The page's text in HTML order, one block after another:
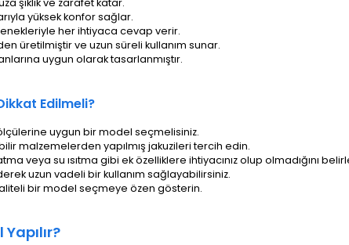
yüksek konfor sağlar.
her ihtiyaca cevap verir.
üretilmiştir ve uzun süreli kullanım sunar.
uygun olarak tasarlanmıştır.
Edilmeli?
uygun bir model seçmelisiniz.
malzemelerden yapılmış jakuzileri tercih edin.
veya su ısıtma gibi ek özelliklere ihtiyacınız olup olmadığını
uzun vadeli bir kullanım sağlayabilirsiniz.
bir model seçmeye özen gösterin.